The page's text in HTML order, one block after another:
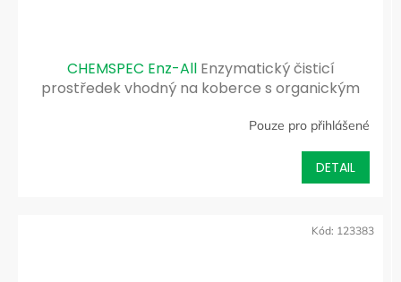
CHEMSPEC Enz-All Enzymatický čisticí
prostředek vhodný na koberce s organickým
Pouze pro přihlášené
DETAIL
Kód: 123383